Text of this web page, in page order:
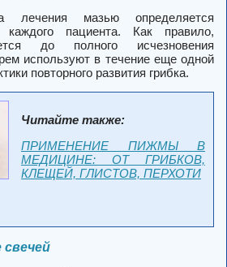
лечения мазью определяется
каждого пациента. Как правило,
до полного исчезновения
используют в течение еще одной
повторного развития грибка.
Читайте также:
ПРИМЕНЕНИЕ ПИЖМЫ В
МЕДИЦИНЕ: ОТ ГРИБКОВ,
КЛЕЩЕЙ, ГЛИСТОВ, ПЕРХОТИ